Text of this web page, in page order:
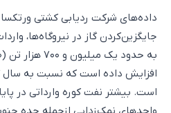
داده‌های شرکت ردیابی کشتی ورتکسا
جایگزین‌کردن گاز در نیروگاه‌ها،
است. بیشتر نفت کوره وارداتی در